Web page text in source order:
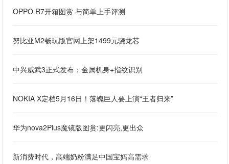
OPPO R7开箱图赏 与简单上手评测
努比亚M2畅玩版官网上架1499元骁龙芯
中兴威武3正式发布：金属机身+指纹识别
NOKIA X定档5月16日！落魄巨人要上演“王者归来”
华为nova2Plus魔镜版图赏:更闪亮,更出众
新消费时代，高端奶粉满足中国宝妈高需求